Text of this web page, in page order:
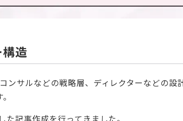
造
ンサルなどの戦略層、ディレクターなどの設
記事作成を行ってきました。